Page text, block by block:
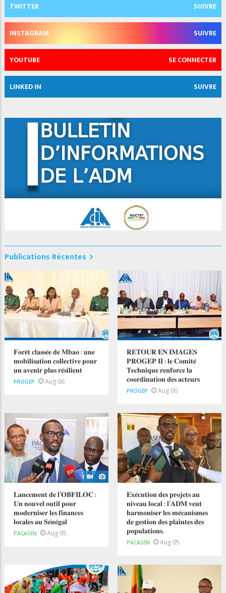
TWITTER SUIVRE
INSTAGRAM SUIVRE
YOUTUBE SE CONNECTER
LINKED IN SUIVRE
Publications Récentes
𝐅𝐨𝐫𝐞̂𝐭 𝐜𝐥𝐚𝐬𝐬𝐞́𝐞 𝐝𝐞 𝐌𝐛𝐚𝐨 : 𝐮𝐧𝐞
𝐦𝐨𝐛𝐢𝐥𝐢𝐬𝐚𝐭𝐢𝐨𝐧 𝐜𝐨𝐥𝐥𝐞𝐜𝐭𝐢𝐯𝐞 𝐩𝐨𝐮𝐫
𝐮𝐧 𝐚𝐯𝐞𝐧𝐢𝐫 𝐩𝐥𝐮𝐬 𝐫𝐞́𝐬𝐢𝐥𝐢𝐞𝐧𝐭
PROGEP Aug 06
𝐑𝐄𝐓𝐎𝐔𝐑 𝐄𝐍 𝐈𝐌𝐀𝐆𝐄𝐒
𝐏𝐑𝐎𝐆𝐄𝐏 𝐈𝐈 : 𝐥𝐞 𝐂𝐨𝐦𝐢𝐭𝐞́
𝐓𝐞𝐜𝐡𝐧𝐢𝐪𝐮𝐞 𝐫𝐞𝐧𝐟𝐨𝐫𝐜𝐞 𝐥𝐚
𝐜𝐨𝐨𝐫𝐝𝐢𝐧𝐚𝐭𝐢𝐨𝐧 𝐝𝐞𝐬 𝐚𝐜𝐭𝐞𝐮𝐫𝐬
PROGEP Aug 06
𝐋𝐚𝐧𝐜𝐞𝐦𝐞𝐧𝐭 𝐝𝐞 𝐥’𝐎𝐁𝐅𝐈𝐋𝐎𝐂 :
𝐔𝐧 𝐧𝐨𝐮𝐯𝐞𝐥 𝐨𝐮𝐭𝐢𝐥 𝐩𝐨𝐮𝐫
𝐦𝐨𝐝𝐞𝐫𝐧𝐢𝐬𝐞𝐫 𝐥𝐞𝐬 𝐟𝐢𝐧𝐚𝐧𝐜𝐞𝐬
𝐥𝐨𝐜𝐚𝐥𝐞𝐬 𝐚𝐮 𝐒𝐞́𝐧𝐞́𝐠𝐚𝐥
PACASEN Aug 05
𝐄𝐱𝐞́𝐜𝐮𝐭𝐢𝐨𝐧 𝐝𝐞𝐬 𝐩𝐫𝐨𝐣𝐞𝐭𝐬 𝐚𝐮
𝐧𝐢𝐯𝐞𝐚𝐮 𝐥𝐨𝐜𝐚𝐥 : 𝐥’𝐀𝐃𝐌 𝐯𝐞𝐮𝐭
𝐡𝐚𝐫𝐦𝐨𝐧𝐢𝐬𝐞𝐫 𝐥𝐞𝐬 𝐦𝐞́𝐜𝐚𝐧𝐢𝐬𝐦𝐞𝐬
𝐝𝐞 𝐠𝐞𝐬𝐭𝐢𝐨𝐧 𝐝𝐞𝐬 𝐩𝐥𝐚𝐢𝐧𝐭𝐞𝐬 𝐝𝐞𝐬
𝐩𝐨𝐩𝐮𝐥𝐚𝐭𝐢𝐨𝐧𝐬.
PACASEN Aug 05